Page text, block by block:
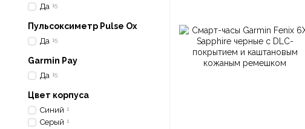
Да 15
Пульсоксиметр Pulse Ox
Да 15
Garmin Pay
Да 15
Цвет корпуса
Синий 1
Серый 1